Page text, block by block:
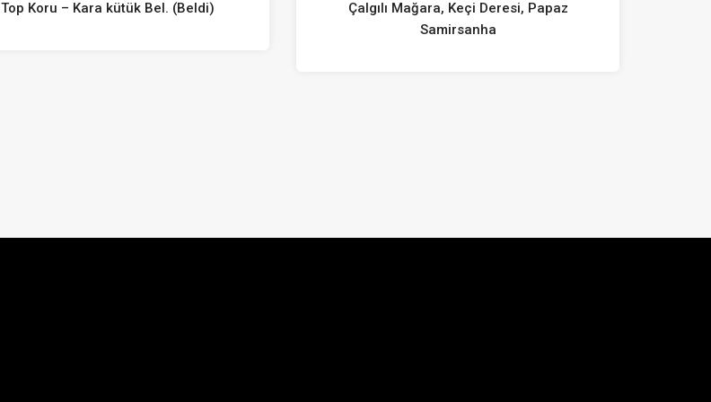
Top Koru – Kara kütük Bel. (Beldi)
Çalgılı Mağara, Keçi Deresi, Papaz
Samirsanha